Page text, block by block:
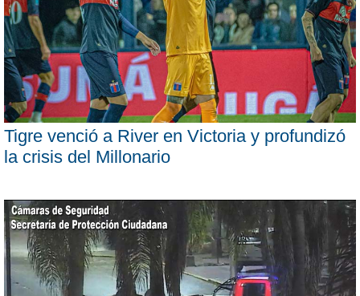
Tigre venció a River en Victoria y profundizó
la crisis del Millonario